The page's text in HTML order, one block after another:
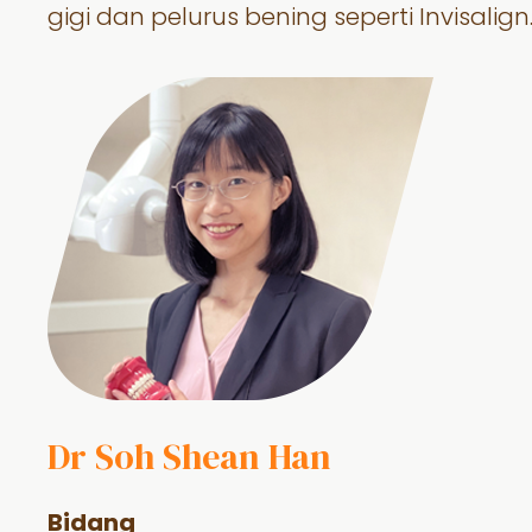
gigi dan pelurus bening seperti Invisalign.
Dr Soh Shean Han
Bidang